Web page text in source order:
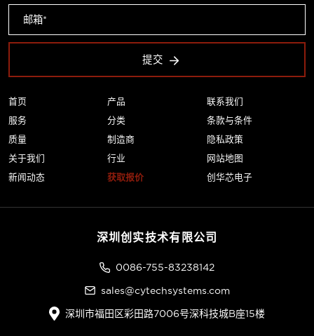
首页
服务
质量
关于我们
新闻动态
产品
分类
制造商
行业
获取报价
联系我们
条款与条件
隐私政策
网站地图
创华芯电子
提交
深圳创实技术有限公司
0086-755-83238142
sales@cytechsystems.com
深圳市福田区彩田路7006号深科技城B座15楼